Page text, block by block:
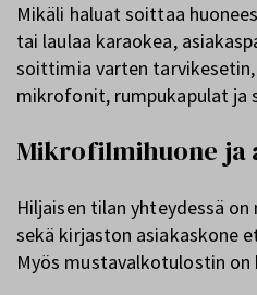
Mikäli haluat soittaa
tai laulaa karaokea,
soittimia varten
mikrofonit, rumpukapulat
Mikrofilmihuone ja
Hiljaisen tilan yhteydessä
sekä kirjaston asiakaskone
Myös mustavalkotulostin